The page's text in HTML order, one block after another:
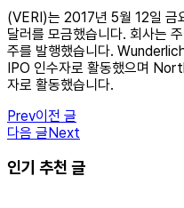
(VERI)는 2017년 5월 12일 금
달러를 모금했습니다. 회사는
주를 발행했습니다.
IPO 인수자로 활동했으며
자로 활동했습니다.
Prev이전 글
다음 글Next
인기 추천 글